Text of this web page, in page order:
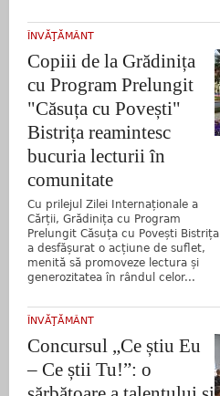
ÎNVĂŢĂMÂNT
Copiii de la Grădinița
cu Program Prelungit
"Căsuța cu Povești"
Bistrița reamintesc
bucuria lecturii în
comunitate
Cu prilejul Zilei Internaționale a
Cărții, Grădinița cu Program
Prelungit Căsuța cu Povești Bistrița
a desfășurat o acțiune de suflet,
menită să promoveze lectura și
generozitatea în rândul celor...
ÎNVĂŢĂMÂNT
Concursul „Ce știu Eu
– Ce știi Tu!”: o